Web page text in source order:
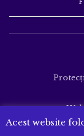
Acest website